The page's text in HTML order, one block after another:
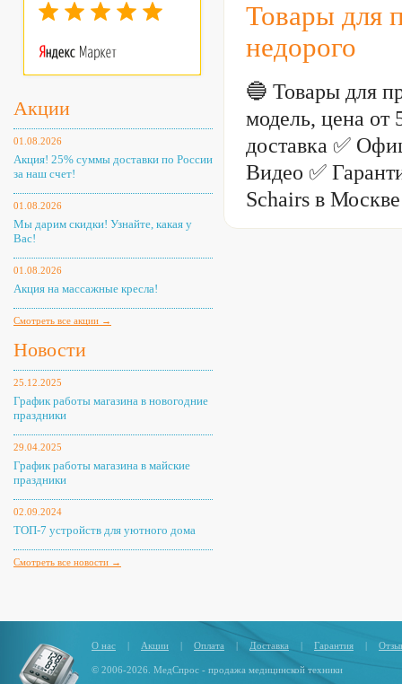
Акции
01.08.2026
Акция! 25% суммы доставки по России
за наш счет!
01.08.2026
Мы дарим скидки! Узнайте, какая у
Вас!
01.08.2026
Акция на массажные кресла!
Смотреть все акции →
Новости
25.12.2025
График работы магазина в новогодние
праздники
29.04.2025
График работы магазина в майские
праздники
02.09.2024
ТОП-7 устройств для уютного дома
Смотреть все новости →
Товары для
недорого
🔵 Товары для
модель, цена
доставка ✅
Видео ✅
Schairs в
О нас | Акции | Оплата | Доставка | Гарантия |
© 2006-2026. МедСпрос - продажа медицинской техники